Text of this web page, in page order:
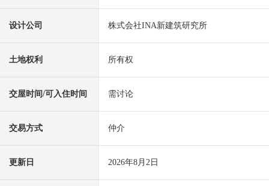
设计公司 株式会社INA新建筑研究所
土地权利 所有权
交屋时间/可入住时间 需讨论
交易方式 仲介
更新日 2026年8月2日